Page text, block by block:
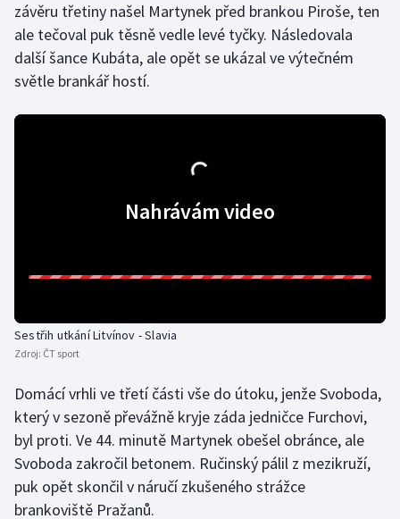
Lyže a snowboard
Moderní pětiboj
Plážový volejbal
Rychlobruslení
Rychlostní kanoistika
Short track
Sportovní střelba
závěru třetiny našel Martynek před brankou Piroše, ten
ale tečoval puk těsně vedle levé tyčky. Následovala
další šance Kubáta, ale opět se ukázal ve výtečném
světle brankář hostí.
Nahrávám video
Sestřih utkání Litvínov - Slavia
Zdroj: ČT sport
Domácí vrhli ve třetí části vše do útoku, jenže Svoboda,
který v sezoně převážně kryje záda jedničce Furchovi,
byl proti. Ve 44. minutě Martynek obešel obránce, ale
Svoboda zakročil betonem. Ručinský pálil z mezikruží,
puk opět skončil v náručí zkušeného strážce
brankoviště Pražanů.